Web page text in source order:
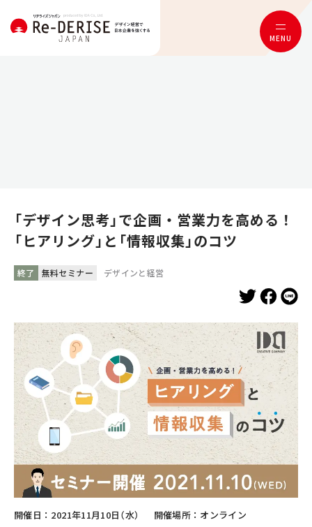
MENU
「デザイン思考」で企画・営業力を高める！
「ヒアリング」と「情報収集」のコツ
終了 無料セミナー デザインと経営
開催日 2021年11月10日（水） 開催場所 オンライン